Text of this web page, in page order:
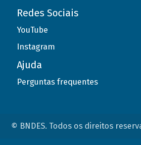
Redes Sociais
YouTube
Instagram
Ajuda
Perguntas frequentes
© BNDES. Todos os direitos